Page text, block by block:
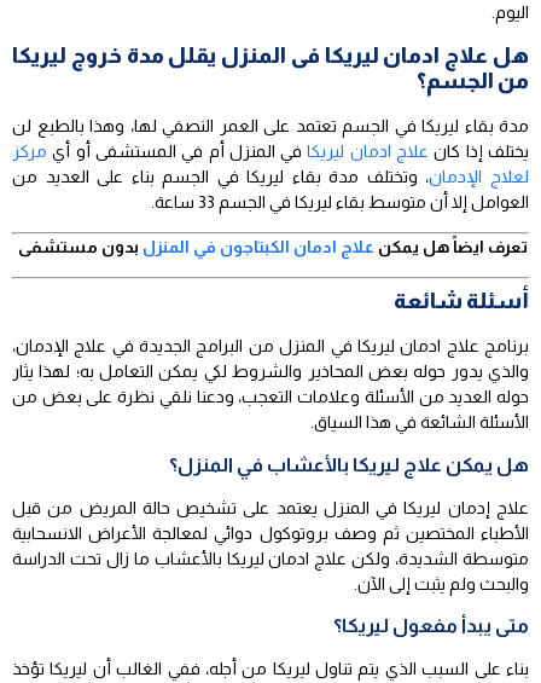
اليوم.
هل علاج ادمان ليريكا فى المنزل يقلل مدة خروج ليريكا
من الجسم؟
مدة بقاء ليريكا في الجسم تعتمد على العمر النصفي لها، وهذا بالطبع لن
يختلف إذا كان علاج ادمان ليريكافي المنزل أم في المستشفى أو أي مركز
لعلاج الإدمان، وتختلف مدة بقاء ليريكا في الجسم بناء على العديد من
العوامل إلا أن متوسط بقاء ليريكا في الجسم 33 ساعة.
تعرف ايضاً هل يمكن علاج ادمان الكبتاجون في المنزل بدون مستشفى
أسئلة شائعة
برنامج علاج ادمان ليريكا في المنزل من البرامج الجديدة في علاج الإدمان،
والذي يدور حوله بعض المحاذير والشروط لكي يمكن التعامل به؛ لهذا يثار
حوله العديد من الأسئلة وعلامات التعجب، ودعنا نلقي نظرة على بعض من
الأسئلة الشائعة في هذا السياق.
هل يمكن علاج ليريكا بالأعشاب في المنزل؟
علاج إدمان ليريكا في المنزل يعتمد على تشخيص حالة المريض من قبل
الأطباء المختصين ثم وصف بروتوكول دوائي لمعالجة الأعراض الانسحابية
متوسطة الشديدة، ولكن علاج ادمان ليريكا بالأعشاب ما زال تحت الدراسة
والبحث ولم يثبت إلى الآن.
متى يبدأ مفعول ليريكا؟
بناء على السبب الذي يتم تناول ليريكا من أجله، ففي الغالب أن ليريكا تؤخذ